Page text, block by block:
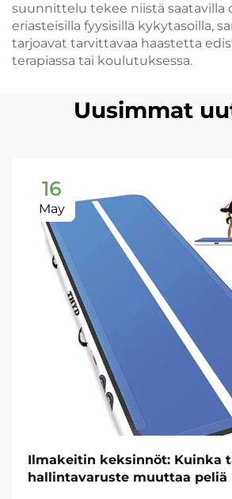
suunnittelu tekee niistä saatavilla
eriasteisilla fyysisillä kykytasoilla,
tarjoavat tarvittavaa haastetta
terapiassa tai koulutuksessa.
Uusimmat
16
May
Ilmakeitin keksinnöt: Kuinka
hallintavaruste muuttaa peliä